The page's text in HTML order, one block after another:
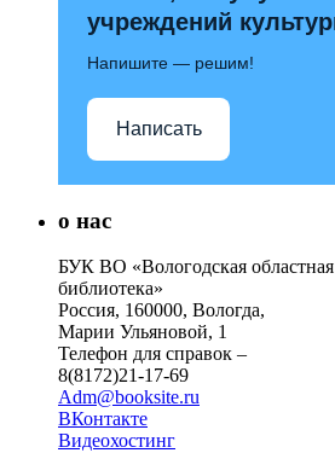
учреждений
Напишите — решим!
Написать
о нас
БУК ВО «Вологодская областная
библиотека»
Россия, 160000, Вологда,
Марии Ульяновой, 1
Телефон для справок –
8(8172)21-17-69
Adm@booksite.ru
ВКонтакте
Видеохостинг